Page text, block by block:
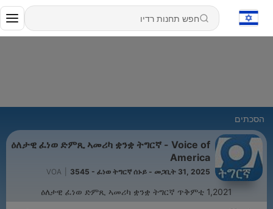
הסכתים
ዕለታዊ ፈነወ ድምጺ ኣመሪካ ቋንቋ ትግርኛ - Voice of
America
VOA 3545 - ፈነወ ትግርኛ ሰኑይ - መጋቢት 31, 2025
ዕለታዊ ፈነወ ድምጺ ኣመሪካ ቋንቋ ትግርኛ ጥቅምቲ 1,2021